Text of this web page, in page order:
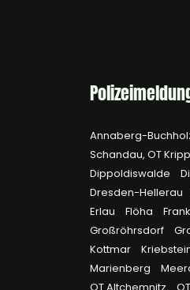
Annaberg-
Schandau, OT
Dippoldiswalde
Dresden-Hellerau
Erlau
Flöha
Großröhrsdorf
Kottmar
Marienberg